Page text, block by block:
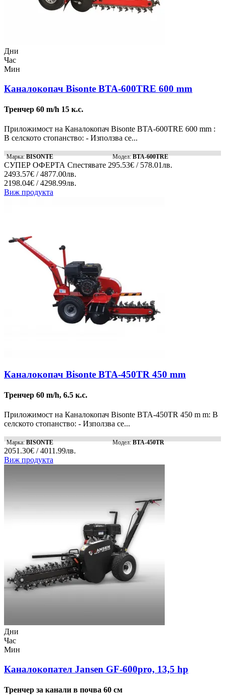
Дни
Час
Мин
Каналокопач Bisonte BTA-600TRE 600 mm
Тренчер 60 m/h 15 к.с.
Приложимост на Каналокопач Bisonte BTA-600TRE 600 mm :
В селското стопанство: - Използва се...
Марка:BISONTE Модел:BTA-600TRE
СУПЕР ОФЕРТА Спестявате 295.53€ / 578.01лв.
2493.57€ / 4877.00лв.
2198.04€ / 4298.99лв.
Виж продукта
Каналокопач Bisonte BTA-450TR 450 mm
Тренчер 60 m/h, 6.5 к.с.
Приложимост на Каналокопач Bisonte BTA-450TR 450 m m: В
селското стопанство: - Използва се...
Марка:BISONTE Модел:BTA-450TR
2051.30€ / 4011.99лв.
Виж продукта
Дни
Час
Мин
Каналокопател Jansen GF-600pro, 13,5 hp
Тренчер за канали в почва 60 см